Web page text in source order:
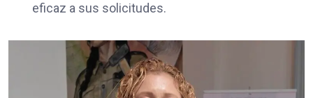
eficaz a sus solicitudes.